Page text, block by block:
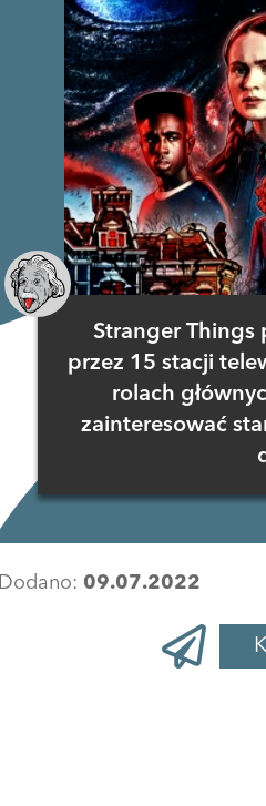
Stranger Things
przez 15 stacji
rolach
zainteresować
Dodano: 09.07.2022